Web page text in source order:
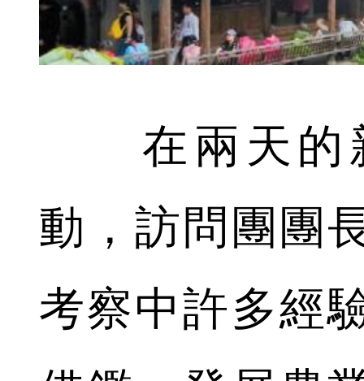
在兩天的
動，訪問團團
考察中許多經